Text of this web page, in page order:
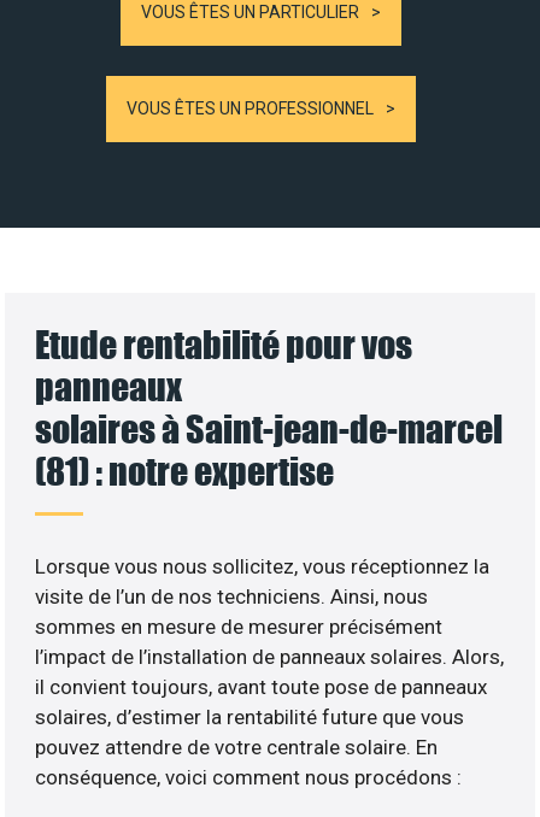
VOUS ÊTES UN PARTICULIER
VOUS ÊTES UN PROFESSIONNEL
Etude rentabilité pour vos
panneaux
solaires à Saint-jean-de-marcel
(81) : notre expertise
Lorsque vous nous sollicitez, vous réceptionnez la
visite de l’un de nos techniciens. Ainsi, nous
sommes en mesure de mesurer précisément
l’impact de l’installation de panneaux solaires. Alors,
il convient toujours, avant toute pose de panneaux
solaires, d’estimer la rentabilité future que vous
pouvez attendre de votre centrale solaire. En
conséquence, voici comment nous procédons :